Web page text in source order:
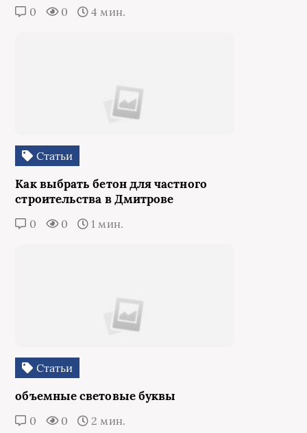
0 0 4 мин.
Статьи
Как выбрать бетон для частного
строительства в Дмитрове
0 0 1 мин.
Статьи
объемные световые буквы
0 0 2 мин.